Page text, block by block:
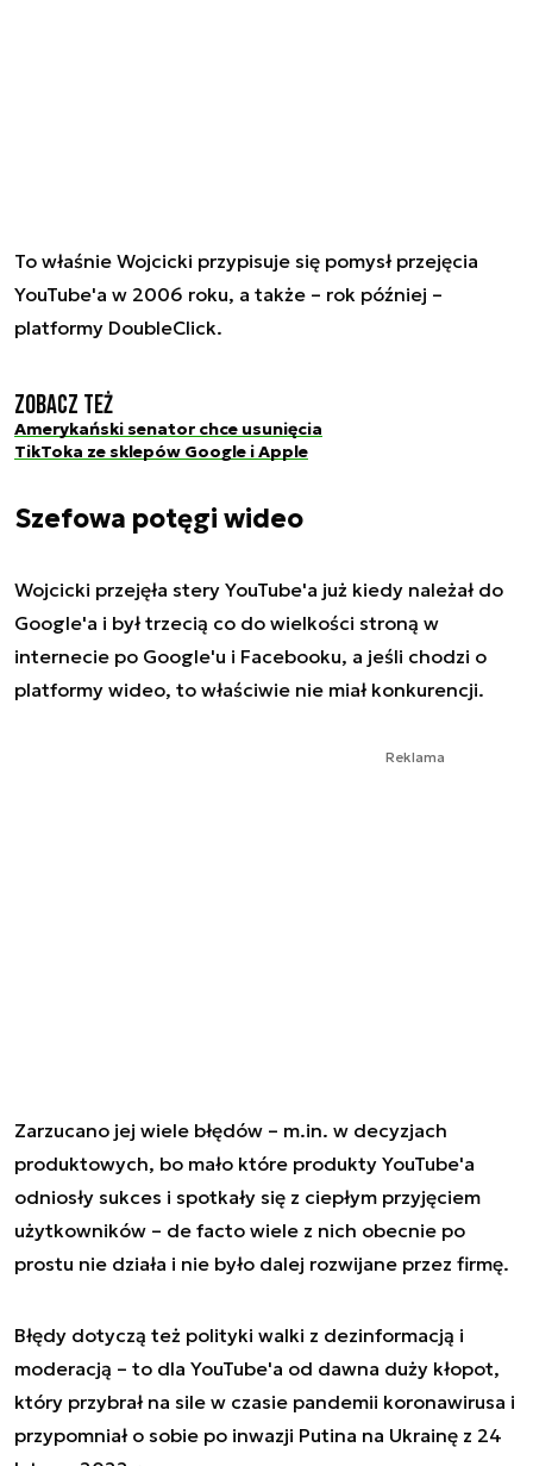
To właśnie Wojcicki przypisuje się pomysł przejęcia
YouTube'a w 2006 roku, a także – rok później –
platformy DoubleClick.
Zobacz też
Amerykański senator chce usunięcia
TikToka ze sklepów Google i Apple
Szefowa potęgi wideo
Wojcicki przejęła stery YouTube'a już kiedy należał do
Google'a i był trzecią co do wielkości stroną w
internecie po Google'u i Facebooku, a jeśli chodzi o
platformy wideo, to właściwie nie miał konkurencji.
Reklama
Zarzucano jej wiele błędów – m.in. w decyzjach
produktowych, bo mało które produkty YouTube'a
odniosły sukces i spotkały się z ciepłym przyjęciem
użytkowników – de facto wiele z nich obecnie po
prostu nie działa i nie było dalej rozwijane przez firmę.
Błędy dotyczą też polityki walki z dezinformacją i
moderacją – to dla YouTube'a od dawna duży kłopot,
który przybrał na sile w czasie pandemii koronawirusa i
przypomniał o sobie po inwazji Putina na Ukrainę z 24